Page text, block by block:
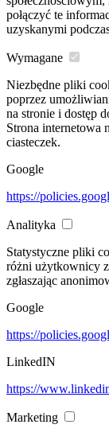
połączyć te
uzyskanymi
Wymagane
Niezbędne pliki
poprzez
na stronie i dostęp
Strona internetowa
ciasteczek.
Google
https://
Analityka
Statystyczne pliki
różni użytkownicy
zgłaszając
Google
https://
LinkedIN
https://
Marketing